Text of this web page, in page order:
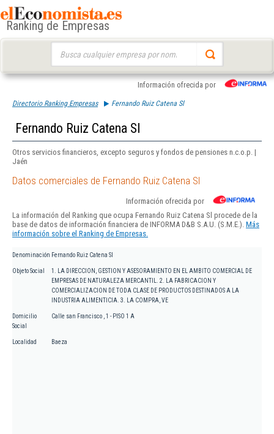
Ranking de Empresas
Información ofrecida por
Directorio Ranking Empresas Fernando Ruiz Catena Sl
Fernando Ruiz Catena Sl
Otros servicios financieros, excepto seguros y fondos de pensiones n.c.o.p. |
Jaén
Datos comerciales de Fernando Ruiz Catena Sl
Información ofrecida por
La información del Ranking que ocupa Fernando Ruiz Catena Sl procede de la
base de datos de información financiera de INFORMA D&B S.A.U. (S.M.E.). Más
información sobre el Ranking de Empresas.
Denominación Fernando Ruiz Catena Sl
Objeto Social
1. LA DIRECCION, GESTION Y ASESORAMIENTO EN EL AMBITO COMERCIAL DE
EMPRESAS DE NATURALEZA MERCANTIL. 2. LA FABRICACION Y
COMERCIALIZACION DE TODA CLASE DE PRODUCTOS DESTINADOS A LA
INDUSTRIA ALIMENTICIA. 3. LA COMPRA, VE
Domicilio
Social
Calle san Francisco , 1 - PISO 1 A
Localidad Baeza